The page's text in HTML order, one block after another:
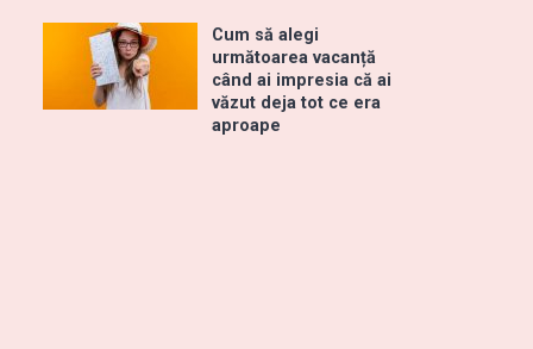
Cum să alegi
următoarea vacanță
când ai impresia că ai
văzut deja tot ce era
aproape